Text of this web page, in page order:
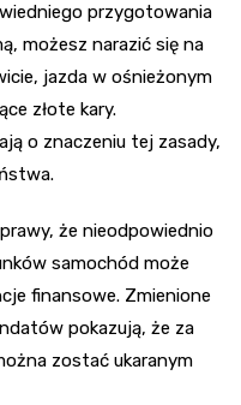
przygotowania
możesz narazić się na
jazda w ośnieżonym
złote kary.
o znaczeniu tej zasady,
że nieodpowiednio
samochód może
finansowe. Zmienione
pokazują, że za
zostać ukaranym